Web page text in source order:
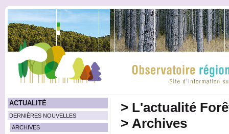
ACTUALITÉ
DERNIÈRES NOUVELLES
ARCHIVES
> L'actualité
> Archives